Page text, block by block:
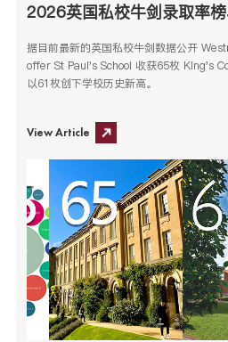
据目前最新的英国私校牛剑数据公开
offer St Paul's School 收获65枚 King's
以61枚创下学校历史新高。
View Article